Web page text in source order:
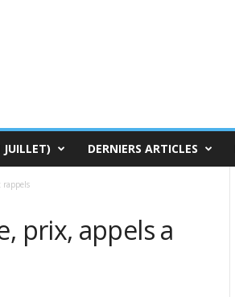
DERNIERS ARTICLES
rappels
prix, appels a